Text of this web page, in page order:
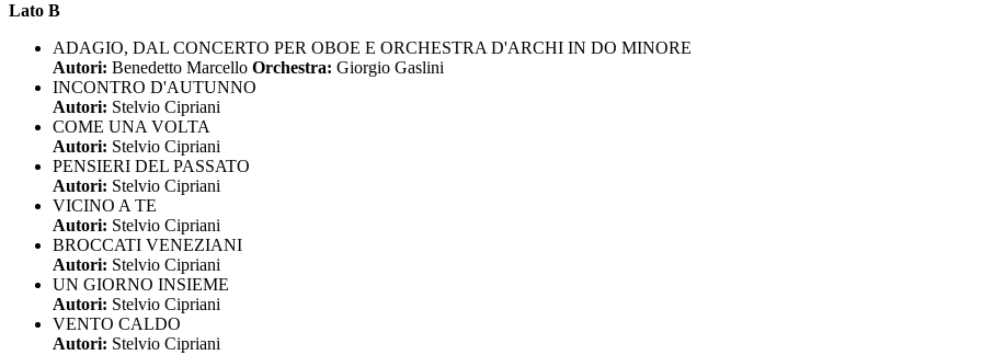
Lato B
ADAGIO, DAL CONCERTO PER OBOE E ORCHESTRA D'ARCHI IN DO MINORE
Autori: Benedetto Marcello Orchestra: Giorgio Gaslini
INCONTRO D'AUTUNNO
Autori: Stelvio Cipriani
COME UNA VOLTA
Autori: Stelvio Cipriani
PENSIERI DEL PASSATO
Autori: Stelvio Cipriani
VICINO A TE
Autori: Stelvio Cipriani
BROCCATI VENEZIANI
Autori: Stelvio Cipriani
UN GIORNO INSIEME
Autori: Stelvio Cipriani
VENTO CALDO
Autori: Stelvio Cipriani